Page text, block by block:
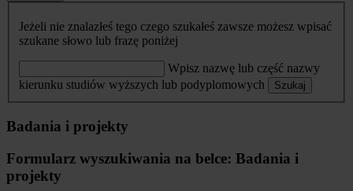
Jeżeli nie znalazłeś tego czego szukałeś zawsze możesz wpisać
szukane słowo lub frazę poniżej
Wpisz nazwę lub część nazwy
kierunku studiów wyższych lub podyplomowych
Szukaj
Badania i projekty
Formularz wyszukiwania na belce: Badania i
projekty